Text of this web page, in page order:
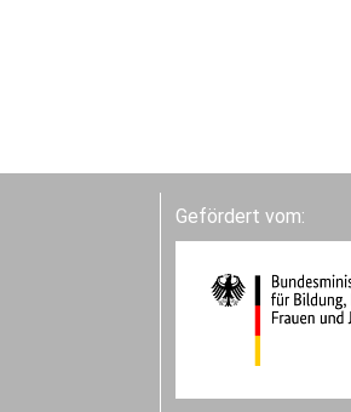
Gefördert vom: